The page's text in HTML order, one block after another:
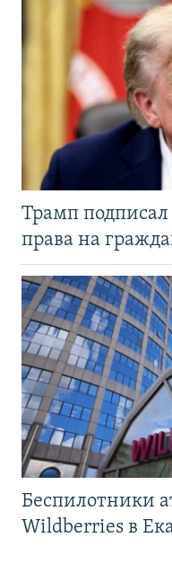
Трамп
права на
Беспилотники
Wildberries в